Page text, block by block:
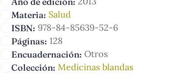
Materia: Salud
ISBN: 978-84-85639-52-6
Páginas: 128
Encuadernación: Otros
Colección: Medicinas blandas